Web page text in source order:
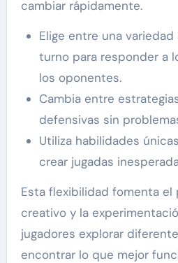
cambiar rápidamente.
Elige entre una
turno para responder a
los oponentes.
Cambia entre
defensivas sin
Utiliza habilidades
crear jugadas
Esta flexibilidad fomenta el
creativo y la
jugadores explorar
encontrar lo que mejor